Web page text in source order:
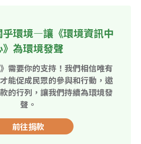
乎環境—讓《環境資訊中
》為環境發聲
需要你的支持！我們相信唯有
能促成民眾的參與和行動，邀
的行列，讓我們持續為環境發
聲。
前往捐款